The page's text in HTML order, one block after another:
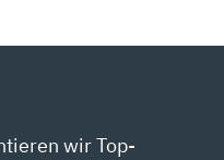
wir Top-